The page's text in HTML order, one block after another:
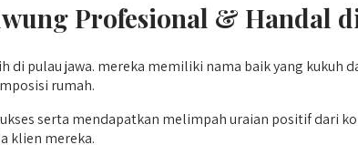
Profesional & Handal
pulau jawa. mereka memiliki nama baik yang kukuh
rumah.
serta mendapatkan melimpah uraian positif dari
klien mereka.